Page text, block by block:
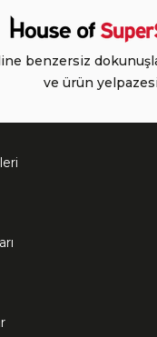
benzersiz
ve ürün